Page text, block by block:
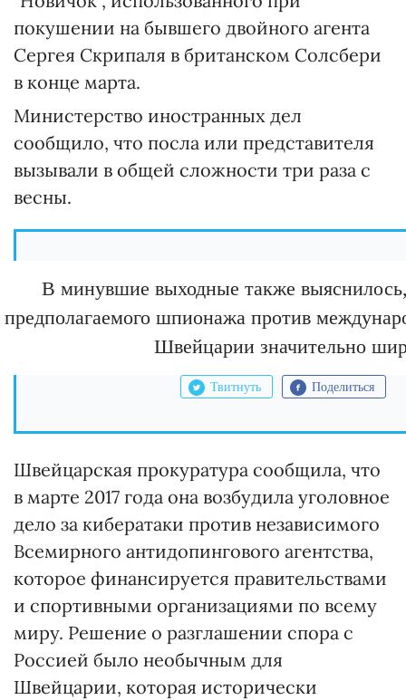
покушении на бывшего двойного агента
Сергея Скрипаля в британском Солсбери
в конце марта.
Министерство иностранных дел
сообщило, что посла или представителя
вызывали в общей сложности три раза с
весны.
В минувшие выходные также
предполагаемого шпионажа против
Швейцарии значительно
Твитнуть Поделиться
Швейцарская прокуратура сообщила, что
в марте 2017 года она возбудила уголовное
дело за кибератаки против независимого
Всемирного антидопингового агентства,
которое финансируется правительствами
и спортивными организациями по всему
миру. Решение о разглашении спора с
Россией было необычным для
Швейцарии, которая исторически